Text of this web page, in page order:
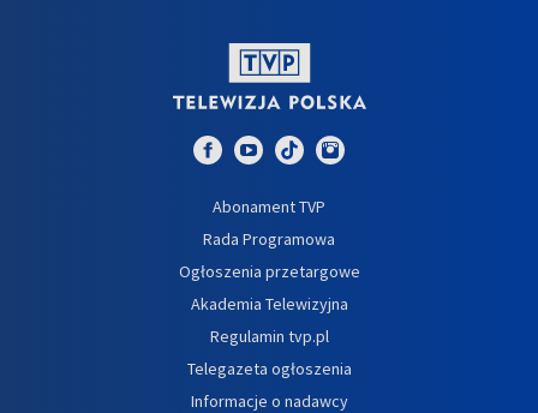
Abonament TVP
Rada Programowa
Ogłoszenia przetargowe
Akademia Telewizyjna
Regulamin tvp.pl
Telegazeta ogłoszenia
Informacje o nadawcy